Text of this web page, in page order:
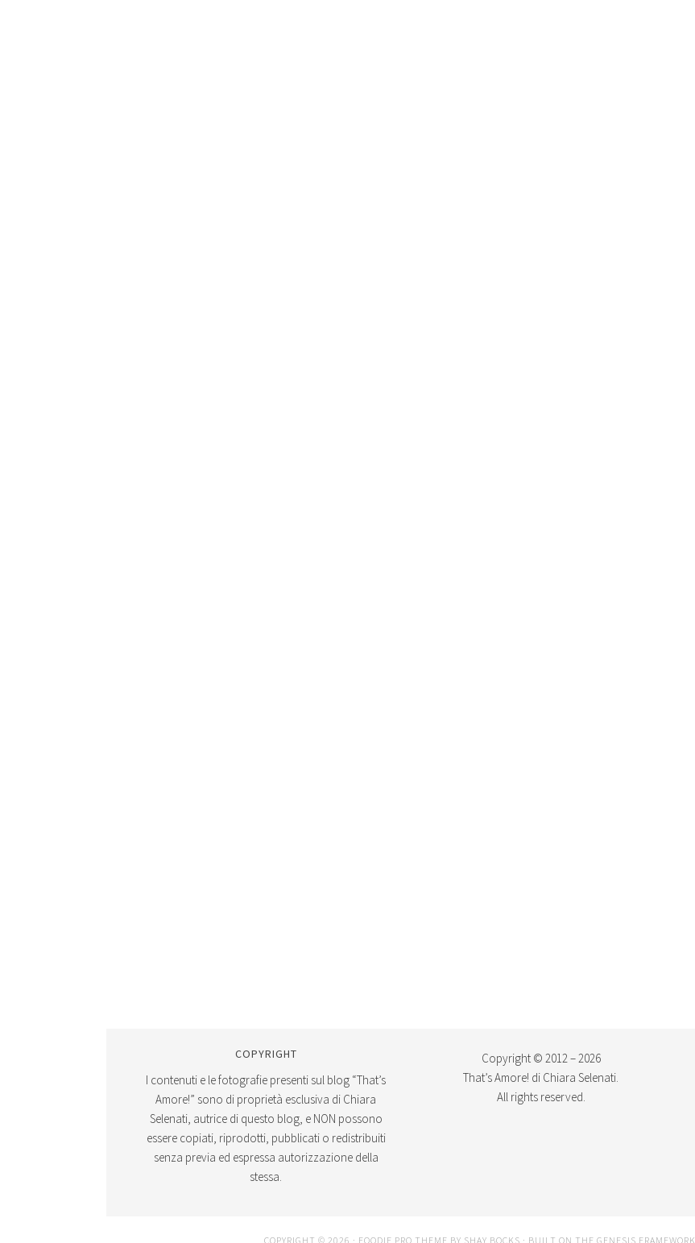
COPYRIGHT
I contenuti e le fotografie presenti sul blog “That’s
Amore!” sono di proprietà esclusiva di Chiara
Selenati, autrice di questo blog, e NON possono
essere copiati, riprodotti, pubblicati o redistribuiti
senza previa ed espressa autorizzazione della
stessa.
Copyright © 2012 – 2026
That’s Amore! di Chiara Selenati.
All rights reserved.
COPYRIGHT © 2026 · FOODIE PRO THEME BY SHAY BOCKS · BUILT ON THE GENESIS FRAMEWORK